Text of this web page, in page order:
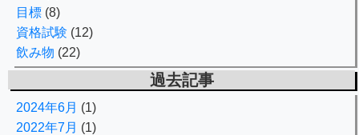
目標 (8)
資格試験 (12)
飲み物 (22)
過去記事
2024年6月 (1)
2022年7月 (1)